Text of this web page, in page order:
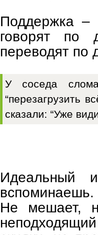
Поддержка –
говорят по
переводят по
У соседа
“перезагрузить
сказали: “Уже
Идеальный
вспоминаешь.
Не мешает,